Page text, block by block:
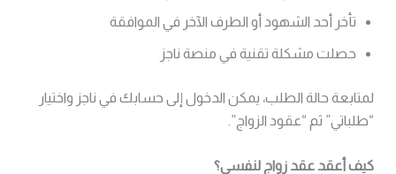
تأخر أحد الشهود أو الطرف الآخر في الموافقة
حصلت مشكلة تقنية في منصة ناجز
لمتابعة حالة الطلب، يمكن الدخول إلى حسابك في ناجز واختيار
“طلباتي” ثم “عقود الزواج”.
كيف أعقد عقد زواج لنفسي؟